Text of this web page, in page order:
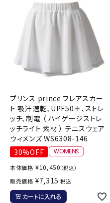
プリンス prince フレアスカー
ト 吸汗速乾、UPF50＋、ストレ
ッチ、制電 （ ハイゲージストレ
ッチライト 素材 ） テニスウェア
ウィメンズ WS6308-146
30%OFF
本体価格 ¥10,450 （税込）
販売価格 ¥7,315 税込
カートに入れる